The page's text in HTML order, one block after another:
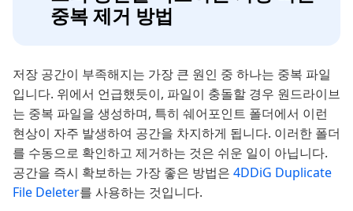
중복 제거 방법
저장 공간이 부족해지는 가장 큰 원인 중 하나는 중복 파일
입니다. 위에서 언급했듯이, 파일이 충돌할 경우 원드라이브
는 중복 파일을 생성하며, 특히 쉐어포인트 폴더에서 이런
현상이 자주 발생하여 공간을 차지하게 됩니다. 이러한 폴더
를 수동으로 확인하고 제거하는 것은 쉬운 일이 아닙니다.
공간을 즉시 확보하는 가장 좋은 방법은 4DDiG Duplicate
File Deleter를 사용하는 것입니다.